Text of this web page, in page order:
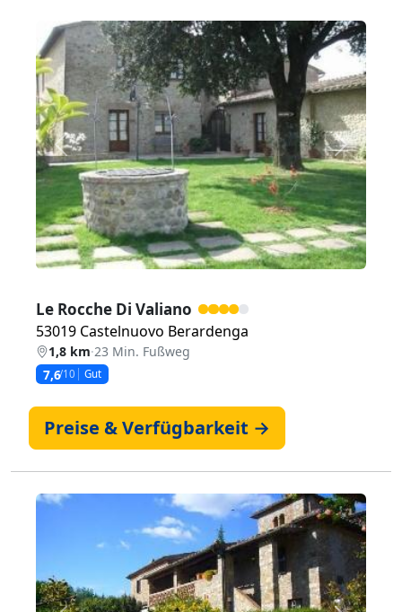
Zurück Weiter
Le Rocche Di Valiano
53019 Castelnuovo Berardenga
1,8 km·23 Min. Fußweg
7,6/10 Gut
Preise & Verfügbarkeit →